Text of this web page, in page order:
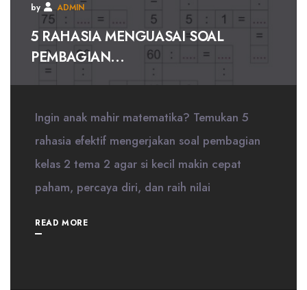
by ADMIN
5 RAHASIA MENGUASAI SOAL
PEMBAGIAN...
Ingin anak mahir matematika? Temukan 5
rahasia efektif mengerjakan soal pembagian
kelas 2 tema 2 agar si kecil makin cepat
paham, percaya diri, dan raih nilai
READ MORE